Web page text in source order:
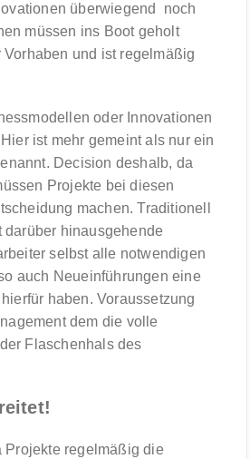
überwiegend noch
müssen ins Boot geholt
und ist regelmäßig
oder Innovationen
ist mehr gemeint als nur ein
Decision deshalb, da
Projekte bei diesen
machen. Traditionell
hinausgehende
selbst alle notwendigen
auch Neueinführungen eine
haben. Voraussetzung
dem die volle
Flaschenhals des
Projekte regelmäßig die